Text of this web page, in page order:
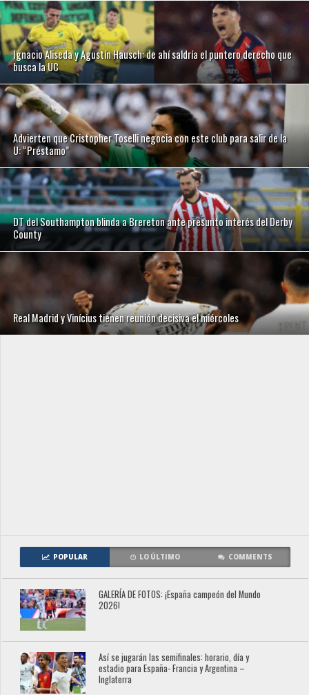
Ignacio Aliseda y Agustín Hausch: de ahí saldría el puntero derecho que
busca la UC
Advierten que Cristopher Toselli negocia con este club para salir de la
U: “Préstamo”
DT del Southampton blinda a Brereton ante presunto interés del Derby
County
Real Madrid y Vinícius tienen reunión decisiva el miércoles
POPULAR LO ÚLTIMO COMMENTS
GALERÍA DE FOTOS: ¡España campeón del Mundo
2026!
Así se jugarán las semifinales: horario, día y
estadio para España- Francia y Argentina –
Inglaterra